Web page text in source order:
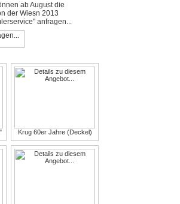
ab August die
der Wiesn 2013
anfragen...
Krug 60er Jahre (Deckel)